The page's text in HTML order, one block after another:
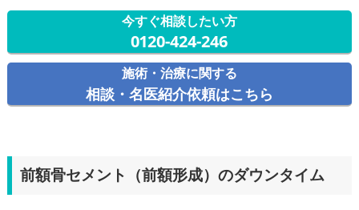
今すぐ相談したい方
0120-424-246
施術・治療に関する
相談・名医紹介依頼はこちら
前額骨セメント（前額形成）のダウンタイム